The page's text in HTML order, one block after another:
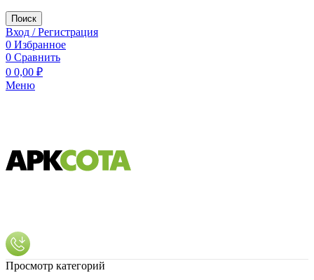
Поиск
Вход / Регистрация
0 Избранное
0 Сравнить
0 0,00 ₽
Меню
Просмотр категорий